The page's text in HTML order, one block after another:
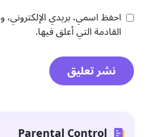
احفظ اسمي، بريدي
القادمة التي أعلق فيها.